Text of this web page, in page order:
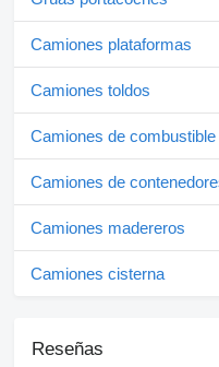
Camiones plataformas
Camiones toldos
Camiones de combustible
Camiones de
Camiones madereros
Camiones cisterna
Reseñas